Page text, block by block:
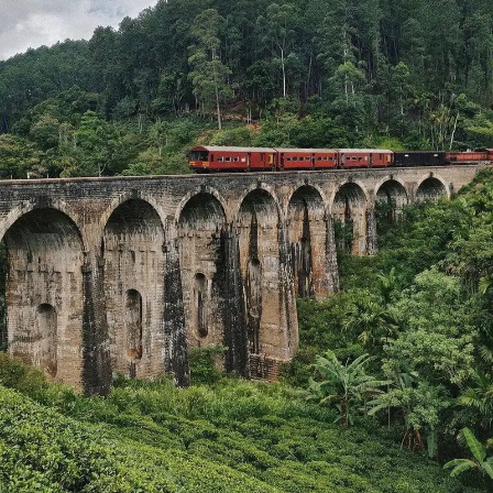
mercados locales.
Artesanías de madera y metal: Los artesanos
de Jaipur distingidos por sus habilidades en la
talla de madera y metal. Puedes comprar
artículos de decoración para el hogar, figuras
religiosas y utensilios de cocina hechos a mano
en los mercados locales.
Pinturas y arte miniatura: Jaipur es famosa por
su arte miniatura, que incluye pinturas de estilo
Rajput en papel, seda y marfil. Puedes comprar
pinturas en miniatura y otros objetos de arte en
galerías de arte y tiendas especializadas.
Artículos de papel maché y cerámica: Jaipur es
conocida por su papel maché y cerámica
decorativa. Puedes comprar tazones, jarrones,
cajas y otros artículos decorativos en los
mercados locales.